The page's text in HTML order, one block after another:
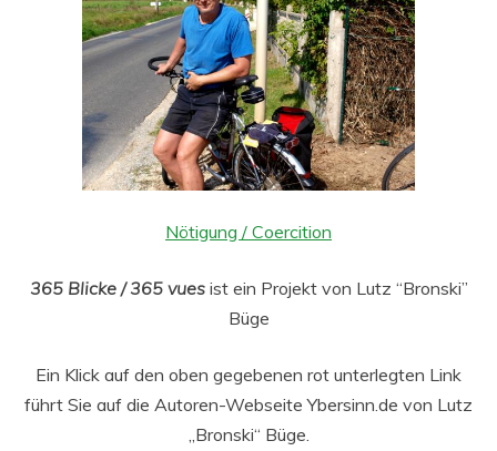
Nötigung / Coercition
365 Blicke / 365 vuesist ein Projekt von Lutz “Bronski”
Büge
Ein Klick auf den oben gegebenen rot unterlegten Link
führt Sie auf die Autoren-Webseite Ybersinn.de von Lutz
„Bronski“ Büge.